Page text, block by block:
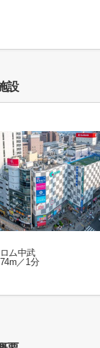
設
ム中武
／1分